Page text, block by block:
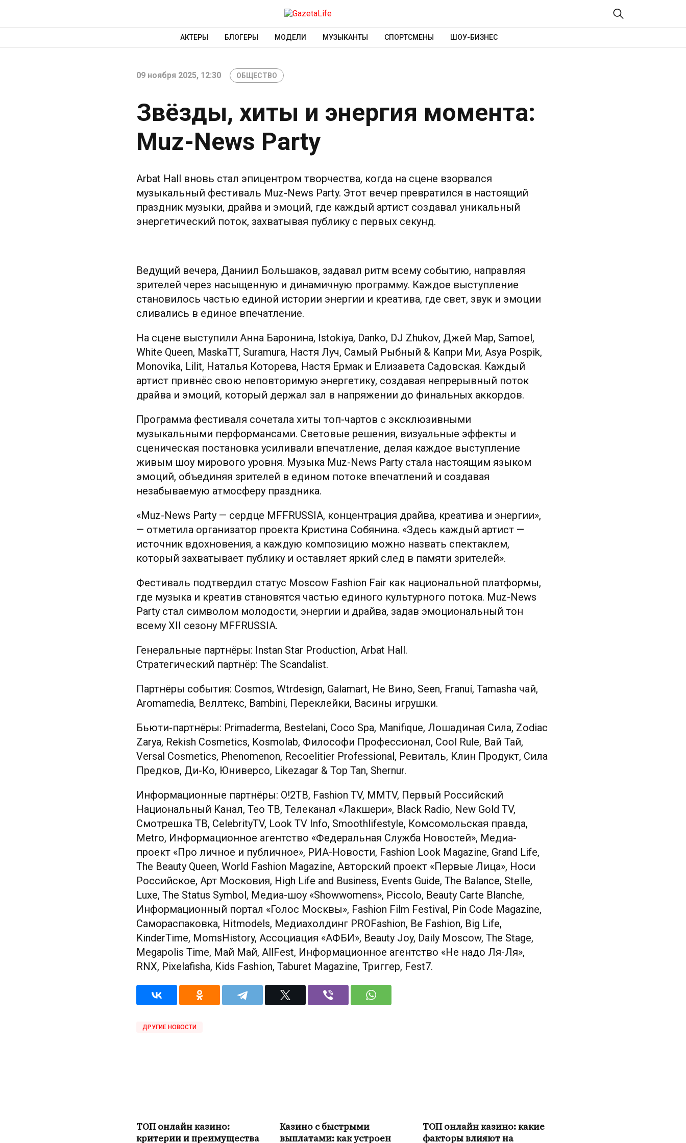
АКТЕРЫ БЛОГЕРЫ МОДЕЛИ МУЗЫКАНТЫ СПОРТСМЕНЫ ШОУ-БИЗНЕС
09 ноября 2025, 12:30 ОБЩЕСТВО
Звёзды, хиты и энергия момента:
Muz-News Party
Arbat Hall вновь стал эпицентром творчества, когда на сцене взорвался
музыкальный фестиваль Muz-News Party. Этот вечер превратился в настоящий
праздник музыки, драйва и эмоций, где каждый артист создавал уникальный
энергетический поток, захватывая публику с первых секунд.
Ведущий вечера, Даниил Большаков, задавал ритм всему событию, направляя
зрителей через насыщенную и динамичную программу. Каждое выступление
становилось частью единой истории энергии и креатива, где свет, звук и эмоции
сливались в единое впечатление.
На сцене выступили Анна Баронина, Istokiya, Danko, DJ Zhukov, Джей Мар, Samoel,
White Queen, MaskaTT, Suramura, Настя Луч, Самый Рыбный & Капри Ми, Asya Pospik,
Monovika, Lilit, Наталья Которева, Настя Ермак и Елизавета Садовская. Каждый
артист привнёс свою неповторимую энергетику, создавая непрерывный поток
драйва и эмоций, который держал зал в напряжении до финальных аккордов.
Программа фестиваля сочетала хиты топ-чартов с эксклюзивными
музыкальными перформансами. Световые решения, визуальные эффекты и
сценическая постановка усиливали впечатление, делая каждое выступление
живым шоу мирового уровня. Музыка Muz-News Party стала настоящим языком
эмоций, объединяя зрителей в едином потоке впечатлений и создавая
незабываемую атмосферу праздника.
«Muz-News Party — сердце MFFRUSSIA, концентрация драйва, креатива и энергии»,
— отметила организатор проекта Кристина Собянина. «Здесь каждый артист —
источник вдохновения, а каждую композицию можно назвать спектаклем,
который захватывает публику и оставляет яркий след в памяти зрителей».
Фестиваль подтвердил статус Moscow Fashion Fair как национальной платформы,
где музыка и креатив становятся частью единого культурного потока. Muz-News
Party стал символом молодости, энергии и драйва, задав эмоциональный тон
всему XII сезону MFFRUSSIA.
Генеральные партнёры: Instan Star Production, Arbat Hall.
Стратегический партнёр: The Scandalist.
Партнёры события: Cosmos, Wtrdesign, Galamart, Не Вино, Seen, Franuí, Tamasha чай,
Aromamedia, Веллтекс, Bambini, Переклейки, Васины игрушки.
Бьюти-партнёры: Primaderma, Bestelani, Coco Spa, Manifique, Лошадиная Сила, Zodiac
Zarya, Rekish Cosmetics, Kosmolab, Философи Профессионал, Cool Rule, Вай Тай,
Versal Cosmetics, Phenomenon, Recoelitier Professional, Ревиталь, Клин Продукт, Сила
Предков, Ди-Ко, Юниверсо, Likezagar & Top Tan, Shernur.
Информационные партнёры: О!2ТВ, Fashion TV, MMTV, Первый Российский
Национальный Канал, Тео ТВ, Телеканал «Лакшери», Black Radio, New Gold TV,
Смотрешка ТВ, CelebrityTV, Look TV Info, Smoothlifestyle, Комсомольская правда,
Metro, Информационное агентство «Федеральная Служба Новостей», Медиа-
проект «Про личное и публичное», РИА-Новости, Fashion Look Magazine, Grand Life,
The Beauty Queen, World Fashion Magazine, Авторский проект «Первые Лица», Носи
Российское, Арт Московия, High Life and Business, Events Guide, The Balance, Stelle,
Luxe, The Status Symbol, Медиа-шоу «Showwomens», Piccolo, Beauty Carte Blanche,
Информационный портал «Голос Москвы», Fashion Film Festival, Pin Code Magazine,
Самораспаковка, Hitmodels, Медиахолдинг PROFashion, Be Fashion, Big Life,
KinderTime, MomsHistory, Ассоциация «АФБИ», Beauty Joy, Daily Moscow, The Stage,
Megapolis Time, Май Май, AllFest, Информационное агентство «Не надо Ля-Ля»,
RNX, Pixelafisha, Kids Fashion, Taburet Magazine, Триггер, Fest7.
ДРУГИЕ НОВОСТИ
ТОП онлайн казино:
критерии и преимущества
Казино с быстрыми
выплатами: как устроен
ТОП онлайн казино: какие
факторы влияют на